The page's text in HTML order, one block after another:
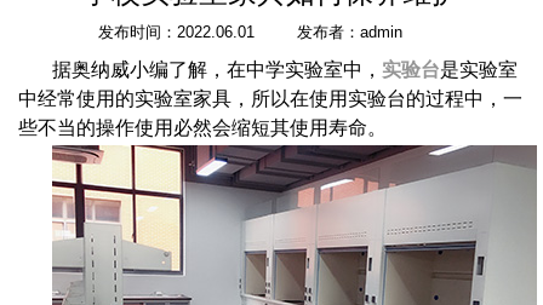
发布时间：2022.06.01 发布者：admin
据奥纳威小编了解，在中学实验室中， 实验台是实验室
中经常使用的实验室家具，所以在使用实验台的过程中，一
些不当的操作使用必然会缩短其使用寿命。